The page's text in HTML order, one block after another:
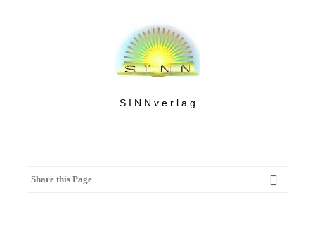
S I N N v e r l a g
Share this Page